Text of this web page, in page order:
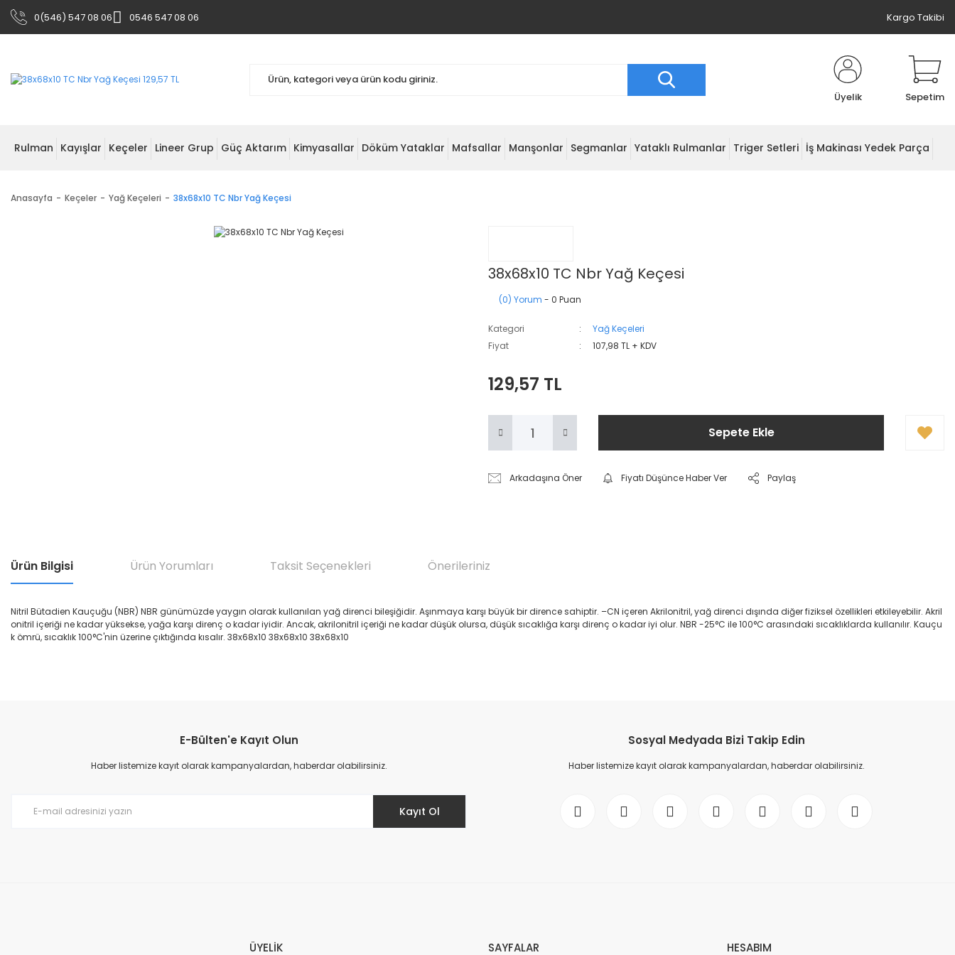
0(546) 547 08 06 0546 547 08 06 Kargo Takibi
Üyelik Sepetim
Rulman Kayışlar Keçeler Lineer Grup Güç Aktarım Kimyasallar Döküm Yataklar Mafsallar Manşonlar Segmanlar Yataklı Rulmanlar Triger Setleri İş Makinası Yedek Parça
Anasayfa Keçeler Yağ Keçeleri 38x68x10 TC Nbr Yağ Keçesi
38x68x10 TC Nbr Yağ Keçesi
(0) Yorum - 0 Puan
Kategori
Yağ Keçeleri
Fiyat
107,98 TL + KDV
129,57 TL
Sepete Ekle
Arkadaşına Öner Fiyatı Düşünce Haber Ver Paylaş
Ürün Bilgisi Ürün Yorumları Taksit Seçenekleri Önerileriniz
Nitril Bütadien Kauçuğu (NBR) NBR günümüzde yaygın olarak kullanılan yağ direnci bileşiğidir. Aşınmaya karşı büyük bir dirence sahiptir. –CN içeren Akrilonitril, yağ direnci dışında diğer fiziksel özellikleri etkileyebilir. Akril
onitril içeriği ne kadar yüksekse, yağa karşı direnç o kadar iyidir. Ancak, akrilonitril içeriği ne kadar düşük olursa, düşük sıcaklığa karşı direnç o kadar iyi olur. NBR -25°C ile 100°C arasındaki sıcaklıklarda kullanılır. Kauçu
k ömrü, sıcaklık 100°C'nin üzerine çıktığında kısalır. 38x68x10 38x68x10 38x68x10
Ürün resmi kalitesiz, bozuk veya görüntülenemiyor.
Ürün açıklamasında eksik bilgiler bulunuyor.
E-Bülten'e Kayıt Olun
Haber listemize kayıt olarak kampanyalardan, haberdar olabilirsiniz.
Kayıt Ol
Sosyal Medyada Bizi Takip Edin
Haber listemize kayıt olarak kampanyalardan, haberdar olabilirsiniz.
ÜYELİK SAYFALAR HESABIM